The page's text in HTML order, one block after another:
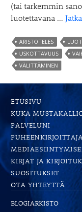
(tai tarkemmin
luotettavana …
ARISTOTELES
USKOTTAVUUS
VÄLITTÄMINEN
ETUSIVU
KUKA
PALVELUNI
KIRJAT JA
SUOSITUKSET
OTA YHTEYTTÄ
BLOGIARKISTO